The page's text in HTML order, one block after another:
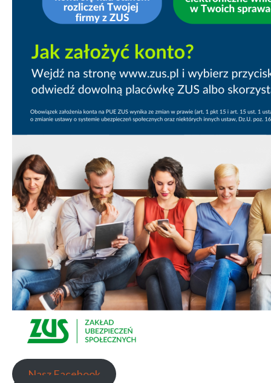
Nasz Facebook